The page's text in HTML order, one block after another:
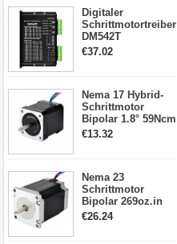
Digitaler
Schrittmotortreiber
DM542T
Schrittmotor
Schrittmotor
€37.02
Nema 17 Hybrid-
Schrittmotor
Bipolar 1.8° 59Ncm
2A 4 Drähte mit 1m
€13.32
Nema 23
Schrittmotor
Bipolar 269oz.in
2,8A 57x57x76mm
€26.24